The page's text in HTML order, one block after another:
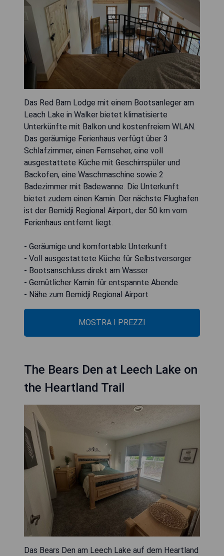
Das Red Barn Lodge mit einem Bootsanleger am
Leach Lake in Walker bietet klimatisierte
Unterkünfte mit Balkon und kostenfreiem WLAN.
Das geräumige Ferienhaus verfügt über 3
Schlafzimmer, einen Fernseher, eine voll
ausgestattete Küche mit Geschirrspüler und
Backofen, eine Waschmaschine sowie 2
Badezimmer mit Badewanne. Die Unterkunft
bietet zudem einen Kamin. Der nächste Flughafen
ist der Bemidji Regional Airport, der 50 km vom
Ferienhaus entfernt liegt.
- Geräumige und komfortable Unterkunft
- Voll ausgestattete Küche für Selbstversorger
- Bootsanschluss direkt am Wasser
- Gemütlicher Kamin für entspannte Abende
- Nähe zum Bemidji Regional Airport
MOSTRA I PREZZI
The Bears Den at Leech Lake on
the Heartland Trail
Das Bears Den am Leech Lake auf dem Heartland